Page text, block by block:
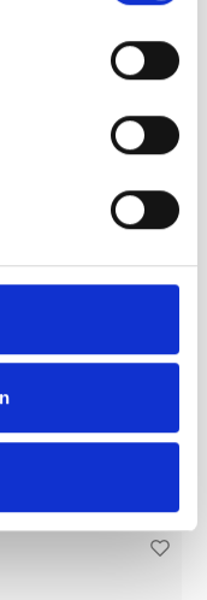
combinatie
zacht aan, heeft een
is het bijzonder ademend.
Deliverytime